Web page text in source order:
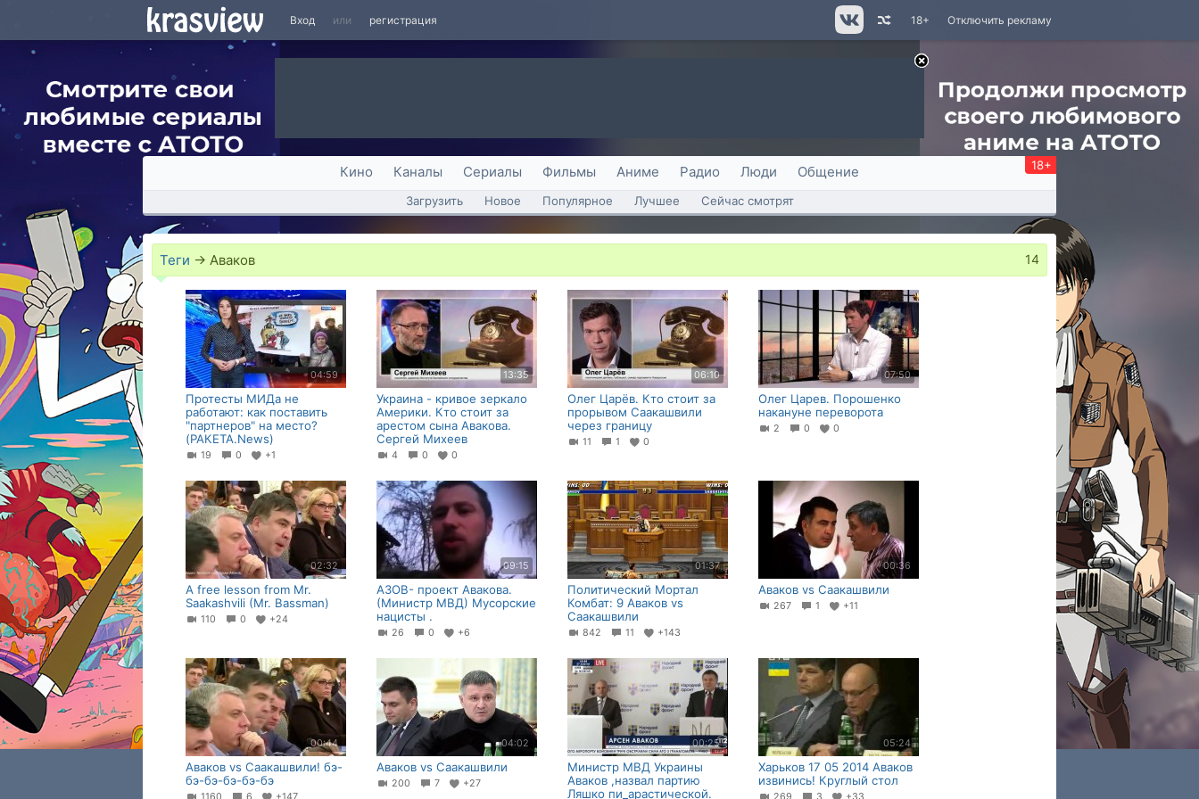
Вход или регистрация Отключить рекламу
18+
Кино Каналы Сериалы Фильмы Аниме Радио Люди Общение 18+
Загрузить Новое Популярное Лучшее Сейчас смотрят
Теги → Аваков 14
04:59
Протесты МИДа не
работают: как поставить
"партнеров" на место?
(РАКЕТА.News)
19 0 +1
13:35
Украина - кривое зеркало
Америки. Кто стоит за
арестом сына Авакова.
Сергей Михеев
4 0 0
06:10
Олег Царёв. Кто стоит за
прорывом Саакашвили
через границу
11 1 0
07:50
Олег Царев. Порошенко
накануне переворота
2 0 0
02:32
A free lesson from Mr.
Saakashvili (Mr. Bassman)
110 0 +24
09:15
АЗОВ- проект Авакова.
(Министр МВД) Мусорские
нацисты .
26 0 +6
01:37
Политический Мортал
Комбат: 9 Аваков vs
Саакашвили
842 11 +143
00:36
Аваков vs Саакашвили
267 1 +11
00:44
Аваков vs Саакашвили! бэ-
бэ-бэ-бэ-бэ-бэ
04:02
Аваков vs Саакашвили
200 7 +27
00:25
Министр МВД Украины
Аваков ,назвал партию
Ляшко пи_арастической.
05:24
Харьков 17 05 2014 Аваков
извинись! Круглый стол